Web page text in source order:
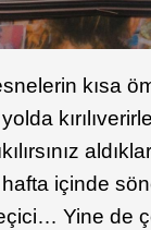
kısa
içinde
Yine de